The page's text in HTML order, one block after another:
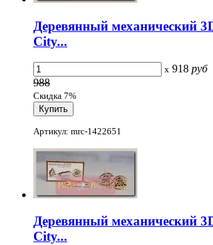
Деревянный механический
City...
x 918 руб
988
Скидка 7%
Артикул: mrc-1422651
Деревянный механический
City...